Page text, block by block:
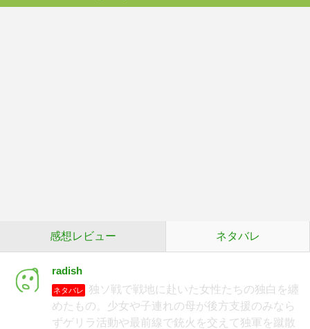
感想レビュー ネタバレ
radish
ネタバレ
独ソ戦で戦地に赴いた女性たちの独白を纏
めたもの。少女や子連れの母が後方支援のみなら
ずゲリラ活動や最前線で銃火を交えて独軍を蹴散